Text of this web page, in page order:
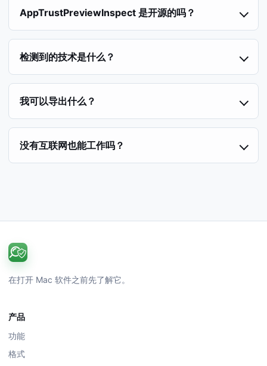
AppTrustPreviewInspect 是开源的吗？
检测到的技术是什么？
我可以导出什么？
没有互联网也能工作吗？
在打开 Mac 软件之前先了解它。
产品
功能
格式